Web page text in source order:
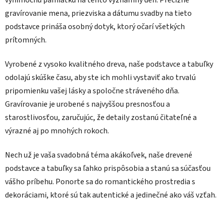
gravírovanie mena, priezviska a dátumu svadby na tieto
podstavce prináša osobný dotyk, ktorý očarí všetkých
prítomných.
Vyrobené z vysoko kvalitného dreva, naše podstavce a tabuľky
odolajú skúške času, aby ste ich mohli vystaviť ako trvalú
pripomienku vašej lásky a spoločne stráveného dňa.
Gravírovanie je urobené s najvyššou presnosťou a
starostlivosťou, zaručujúc, že detaily zostanú čitateľné a
výrazné aj po mnohých rokoch.
Nech už je vaša svadobná téma akákoľvek, naše drevené
podstavce a tabuľky sa ľahko prispôsobia a stanú sa súčasťou
vášho príbehu. Ponorte sa do romantického prostredia s
dekoráciami, ktoré sú tak autentické a jedinečné ako váš vzťah.